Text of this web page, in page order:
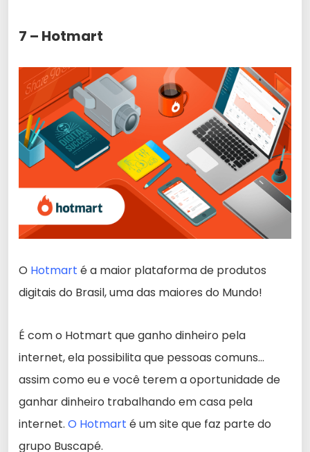
7 – Hotmart
O Hotmart é a maior plataforma de produtos
digitais do Brasil, uma das maiores do Mundo!
É com o Hotmart que ganho dinheiro pela
internet, ela possibilita que pessoas comuns…
assim como eu e você terem a oportunidade de
ganhar dinheiro trabalhando em casa pela
internet. O Hotmart é um site que faz parte do
grupo Buscapé.